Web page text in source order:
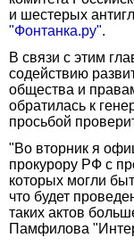
и шестерых
"Фонтанка.ру".
В связи с этим
содействию
общества и
обратилась к
просьбой
"Во вторник я
прокурору РФ с
которых могли
что будет
таких актов
Памфилова